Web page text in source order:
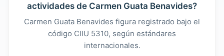
actividades de Carmen Guata Benavides?
Carmen Guata Benavides figura registrado bajo el
código CIIU 5310, según estándares
internacionales.